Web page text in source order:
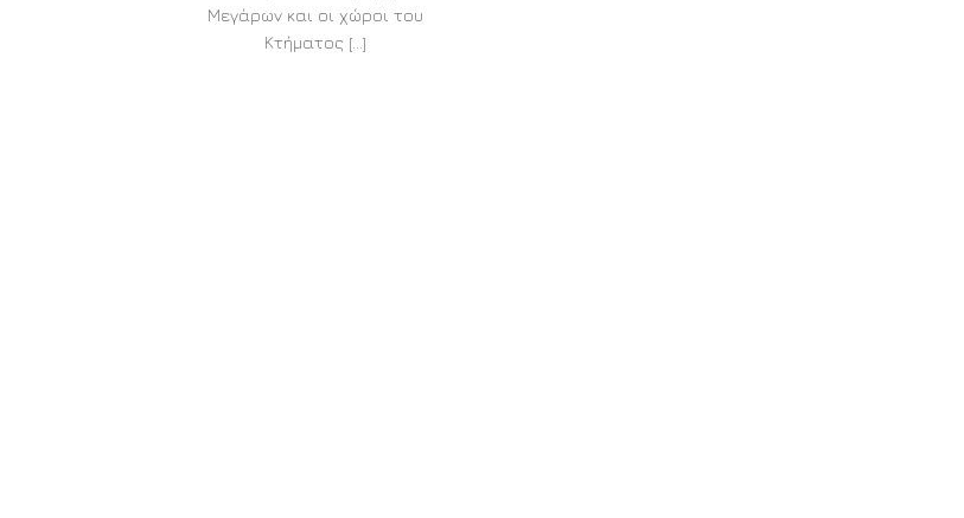
Μεγάρων και οι χώροι του
Κτήματος [...]